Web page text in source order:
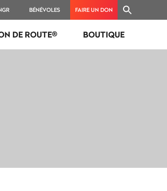
BÉNÉVOLES FAIRE UN DON
DE ROUTE® BOUTIQUE